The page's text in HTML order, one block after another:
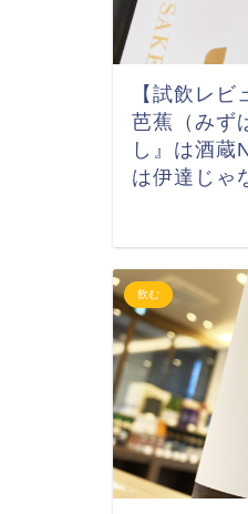
【試飲レ
芭蕉（みず
し』は酒蔵
は伊達じゃ
飲む